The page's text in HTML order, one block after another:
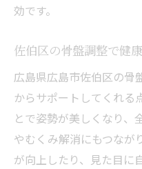
効です。
佐伯区の骨盤調整で健
広島県広島市佐伯区の骨
からサポートしてくれる
とで姿勢が美しくなり、
やむくみ解消にもつなが
が向上したり、見た目に